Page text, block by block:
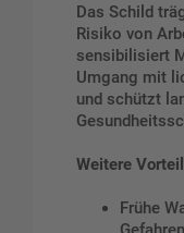
Das Schild
Risiko von
sensibilisiert
Umgang mit
und schützt
Weitere
Frühe